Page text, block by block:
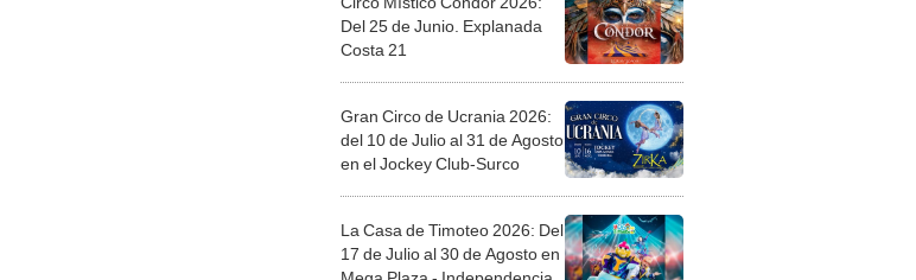
Del 25 de Junio. Explanada
Costa 21
Gran Circo de Ucrania 2026:
del 10 de Julio al 31 de Agosto
en el Jockey Club-Surco
La Casa de Timoteo 2026: Del
17 de Julio al 30 de Agosto en